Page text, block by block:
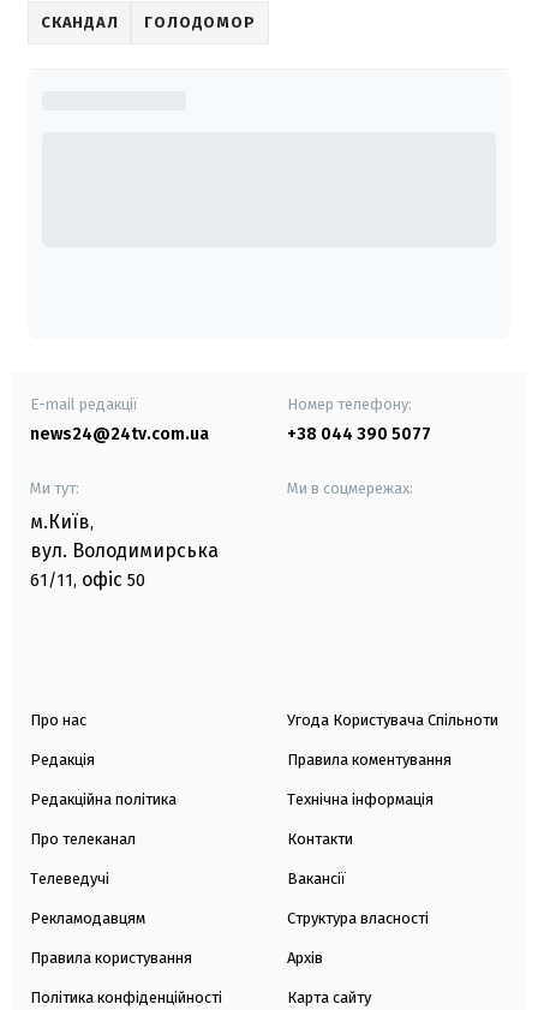
СКАНДАЛ ГОЛОДОМОР
E-mail редакції
news24@24tv.com.ua
Номер телефону:
+38 044 390 5077
Ми тут:
м.Київ,
вул. Володимирська
61/11, офіс 50
Ми в соцмережах:
Про нас
Редакція
Редакційна політика
Про телеканал
Телеведучі
Рекламодавцям
Правила користування
Політика конфіденційності
Угода Користувача Спільноти
Правила коментування
Технічна інформація
Контакти
Вакансії
Структура власності
Архів
Карта сайту